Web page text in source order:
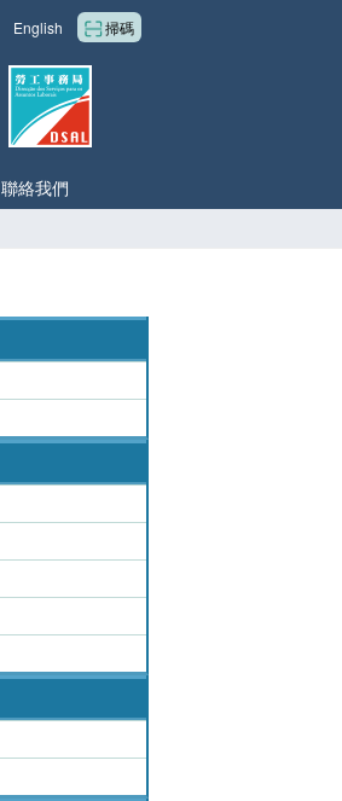
掃碼
English
聯絡我們